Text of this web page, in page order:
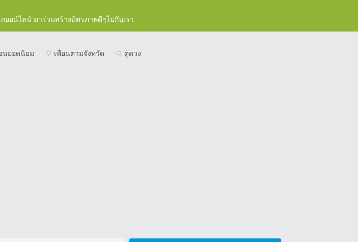
อน์ไลน์ มาร่วมสร้างมิตรภาพดีๆไปกับเรา
นยอดนิยม เพื่อนตามจังหวัด ดูดวง